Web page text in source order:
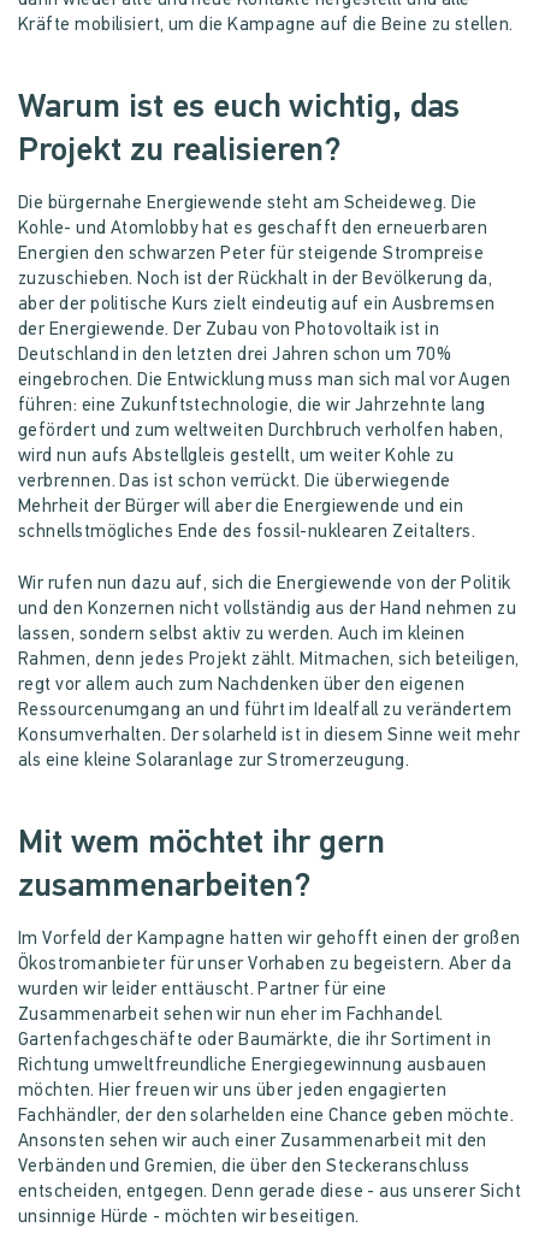
Kräfte mobilisiert, um die Kampagne auf die Beine zu stellen.
Warum ist es euch wichtig, das
Projekt zu realisieren?
Die bürgernahe Energiewende steht am Scheideweg. Die
Kohle- und Atomlobby hat es geschafft den erneuerbaren
Energien den schwarzen Peter für steigende Strompreise
zuzuschieben. Noch ist der Rückhalt in der Bevölkerung da,
aber der politische Kurs zielt eindeutig auf ein Ausbremsen
der Energiewende. Der Zubau von Photovoltaik ist in
Deutschland in den letzten drei Jahren schon um 70%
eingebrochen. Die Entwicklung muss man sich mal vor Augen
führen: eine Zukunftstechnologie, die wir Jahrzehnte lang
gefördert und zum weltweiten Durchbruch verholfen haben,
wird nun aufs Abstellgleis gestellt, um weiter Kohle zu
verbrennen. Das ist schon verrückt. Die überwiegende
Mehrheit der Bürger will aber die Energiewende und ein
schnellstmögliches Ende des fossil-nuklearen Zeitalters.
Wir rufen nun dazu auf, sich die Energiewende von der Politik
und den Konzernen nicht vollständig aus der Hand nehmen zu
lassen, sondern selbst aktiv zu werden. Auch im kleinen
Rahmen, denn jedes Projekt zählt. Mitmachen, sich beteiligen,
regt vor allem auch zum Nachdenken über den eigenen
Ressourcenumgang an und führt im Idealfall zu verändertem
Konsumverhalten. Der solarheld ist in diesem Sinne weit mehr
als eine kleine Solaranlage zur Stromerzeugung.
Mit wem möchtet ihr gern
zusammenarbeiten?
Im Vorfeld der Kampagne hatten wir gehofft einen der großen
Ökostromanbieter für unser Vorhaben zu begeistern. Aber da
wurden wir leider enttäuscht. Partner für eine
Zusammenarbeit sehen wir nun eher im Fachhandel.
Gartenfachgeschäfte oder Baumärkte, die ihr Sortiment in
Richtung umweltfreundliche Energiegewinnung ausbauen
möchten. Hier freuen wir uns über jeden engagierten
Fachhändler, der den solarhelden eine Chance geben möchte.
Ansonsten sehen wir auch einer Zusammenarbeit mit den
Verbänden und Gremien, die über den Steckeranschluss
entscheiden, entgegen. Denn gerade diese - aus unserer Sicht
unsinnige Hürde - möchten wir beseitigen.